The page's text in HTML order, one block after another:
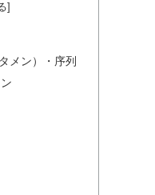
メン）・序列